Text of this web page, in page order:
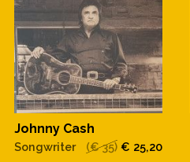
Johnny Cash
Songwriter (€ 35) € 25,20